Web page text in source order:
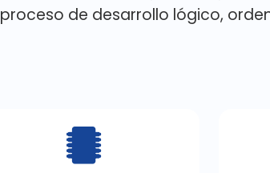
proceso de desarrollo lógico,